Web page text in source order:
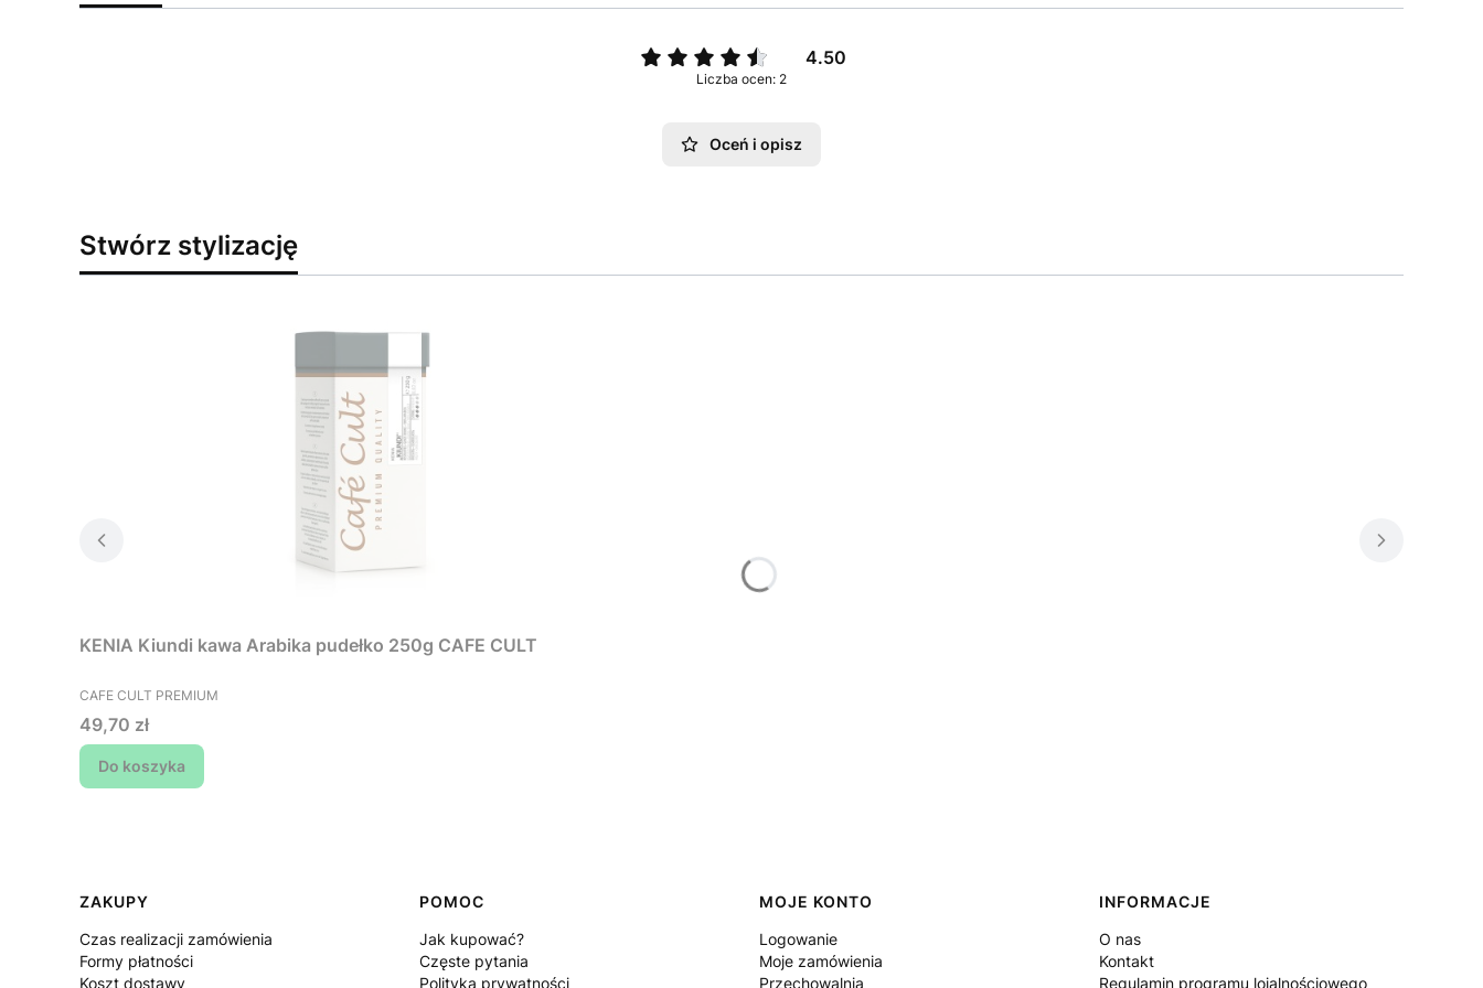
4.50
Liczba ocen: 2
Oceń i opisz
Stwórz stylizację
KENIA Kiundi kawa Arabika pudełko 250g CAFE CULT
PRODUCENT
CAFE CULT PREMIUM
Cena
49,70 zł
Do koszyka
Linki w stopce
ZAKUPY
Czas realizacji zamówienia
Formy płatności
Koszt dostawy
POMOC
Jak kupować?
Częste pytania
Polityka prywatności
MOJE KONTO
Logowanie
Moje zamówienia
Przechowalnia
INFORMACJE
O nas
Kontakt
Regulamin programu lojalnościowego